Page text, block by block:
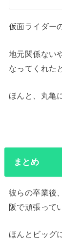
仮面ライダー
地元関係ない
なってくれた
ほんと、丸亀
まとめ
彼らの卒業後
阪で頑張って
ほんとビッグ